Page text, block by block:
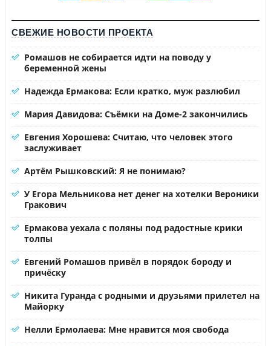
СВЕЖИЕ НОВОСТИ ПРОЕКТА
Ромашов не собирается идти на поводу у
беременной жены
Надежда Ермакова: Если кратко, муж разлюбил
Мария Давидова: Съёмки на Доме-2 закончились
Евгения Хорошева: Считаю, что человек этого
заслуживает
Артём Рышковский: Я не понимаю?
У Егора Мельникова нет денег на хотелки Вероники
Гракович
Ермакова уехала с поляны под радостные крики
толпы
Евгений Ромашов привёл в порядок бороду и
причёску
Никита Гуранда с родными и друзьями прилетел на
Майорку
Нелли Ермолаева: Мне нравится моя свобода